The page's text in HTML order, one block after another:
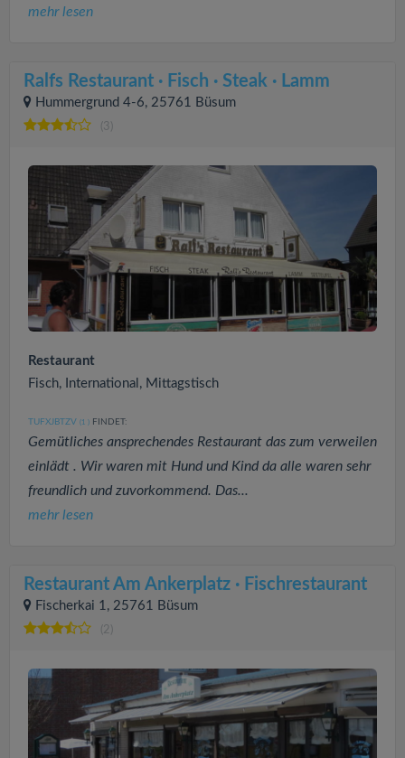
mehr lesen
Ralfs Restaurant · Fisch · Steak · Lamm
Hummergrund 4-6, 25761 Büsum
(3)
Restaurant
Fisch, International, Mittagstisch
TUFXJBTZV (1 ) FINDET:
Gemütliches ansprechendes Restaurant das zum verweilen
einlädt . Wir waren mit Hund und Kind da alle waren sehr
freundlich und zuvorkommend. Das...
mehr lesen
Restaurant Am Ankerplatz · Fischrestaurant
Fischerkai 1, 25761 Büsum
(2)